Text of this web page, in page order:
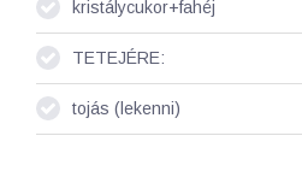
kristálycukor+fahéj
TETEJÉRE:
tojás (lekenni)